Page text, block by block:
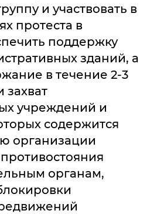
и участвовать в
протеста в
поддержку
зданий, а
в течение 2-3
захват
учреждений и
содержится
организации
органам,